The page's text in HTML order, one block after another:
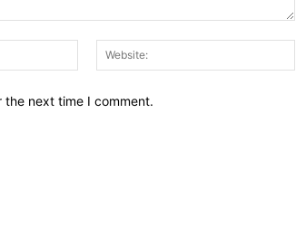
Email:*
the next time I comment.